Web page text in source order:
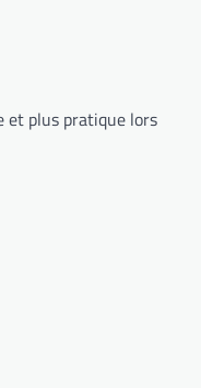
et plus pratique lors